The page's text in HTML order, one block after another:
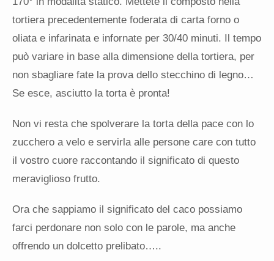
tortiera precedentemente foderata di carta forno o
oliata e infarinata e infornate per 30/40 minuti. Il tempo
può variare in base alla dimensione della tortiera, per
non sbagliare fate la prova dello stecchino di legno…
Se esce, asciutto la torta è pronta!
Non vi resta che spolverare la torta della pace con lo
zucchero a velo e servirla alle persone care con tutto
il vostro cuore raccontando il significato di questo
meraviglioso frutto.
Ora che sappiamo il significato del caco possiamo
farci perdonare non solo con le parole, ma anche
offrendo un dolcetto prelibato…..